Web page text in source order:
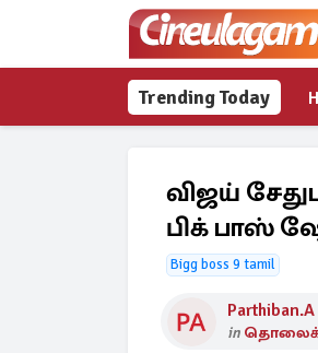
Trending Today
விஜய்
பிக் பாஸ்
Bigg boss 9 tamil
Parthiban.A
in